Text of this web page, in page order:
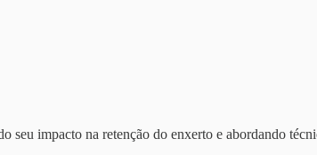
impacto na retenção do enxerto e abordando